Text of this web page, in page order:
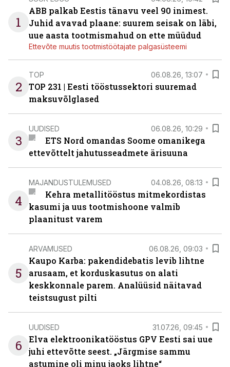
1
ABB palkab Eestis tänavu veel 90 inimest.
Juhid avavad plaane: suurem seisak on läbi,
uue aasta tootmismahud on ette müüdud
Ettevõte muutis tootmistöötajate palgasüsteemi
2
TOP 06.08.26, 13:07
TOP 231 | Eesti tööstussektori suuremad
maksuvõlglased
3
UUDISED 06.08.26, 10:29
ETS Nord omandas Soome omanikega
ettevõttelt jahutusseadmete ärisuuna
4
MAJANDUSTULEMUSED 04.08.26, 08:13
Kehra metallitööstus mitmekordistas
kasumi ja uus tootmishoone valmib
plaanitust varem
5
ARVAMUSED 06.08.26, 09:03
Kaupo Karba: pakendidebatis levib lihtne
arusaam, et korduskasutus on alati
keskkonnale parem. Analüüsid näitavad
teistsugust pilti
6
UUDISED 31.07.26, 09:45
Elva elektroonikatööstus GPV Eesti sai uue
juhi ettevõtte seest. „Järgmise sammu
astumine oli minu jaoks lihtne“